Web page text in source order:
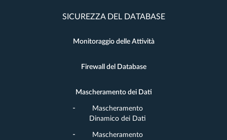
SICUREZZA DEL DATABASE
Monitoraggio delle Attività
Firewall del Database
Mascheramento dei Dati
Mascheramento
Dinamico dei Dati
Mascheramento